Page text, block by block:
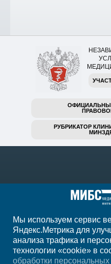
РУБРИКАТОР
Мы используем сервис
Яндекс.Метрика для
анализа трафика и
технологии «cookie» в
обработки